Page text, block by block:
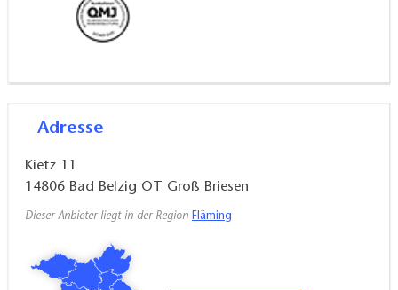
Adresse
Kietz 11
14806 Bad Belzig OT Groß Briesen
Dieser Anbieter liegt in der Region Fläming